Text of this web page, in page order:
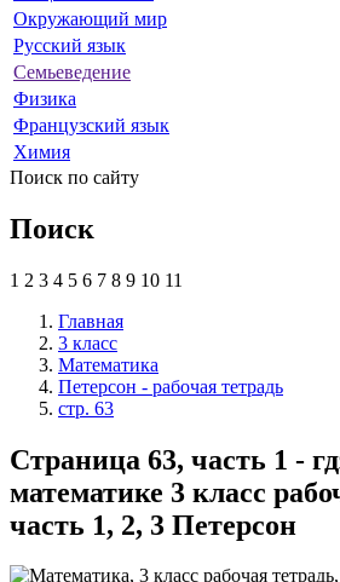
Окружающий мир
Русский язык
Семьеведение
Физика
Французский язык
Химия
Поиск по сайту
Поиск
1 2 3 4 5 6 7 8 9 10 11
Главная
3 класс
Математика
Петерсон - рабочая тетрадь
стр. 63
Страница 63, часть 1 -
математике 3 класс
часть 1, 2, 3 Петерсон